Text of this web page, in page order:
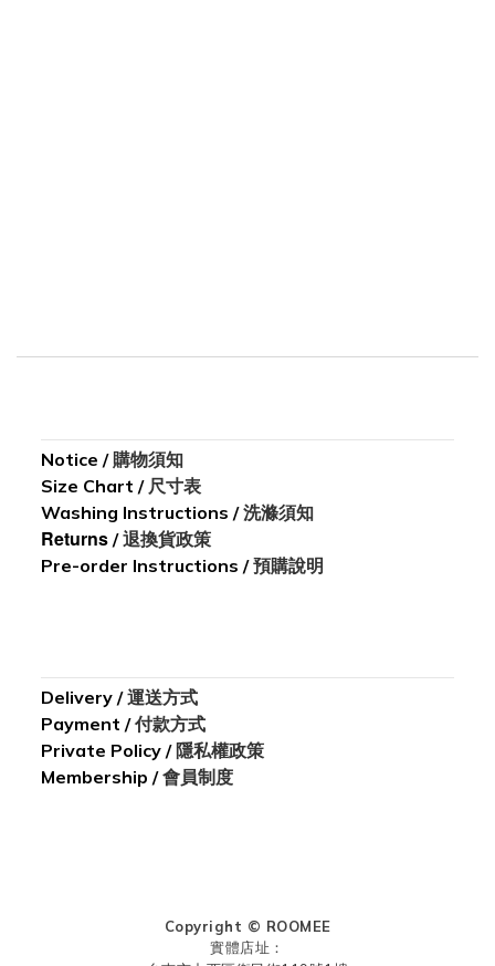
Notice /購物須知
Size Chart / 尺寸表
Washing Instructions /洗滌須知
Returns /退換貨政策
Pre-order Instructions /預購說明
Delivery /運送方式
Payment /付款方式
Private Policy /隱私權政策
Membership /會員制度
Copyright © ROOMEE
實體店址：